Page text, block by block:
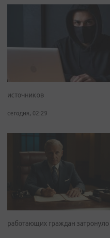
источников
сегодня, 02:29
работающих граждан